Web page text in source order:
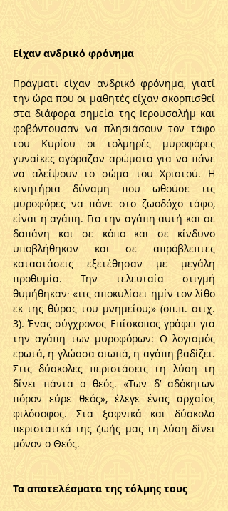
Είχαν ανδρικό φρόνημα
Πράγματι είχαν ανδρικό φρόνημα, γιατί
την ώρα που οι μαθητές είχαν σκορπισθεί
στα διάφορα σημεία της Ιερουσαλήμ και
φοβόντουσαν να πλησιάσουν τον τάφο
του Κυρίου οι τολμηρές μυροφόρες
γυναίκες αγόραζαν αρώματα για να πάνε
να αλείψουν το σώμα του Χριστού. Η
κινητήρια δύναμη που ωθούσε τις
μυροφόρες να πάνε στο ζωοδόχο τάφο,
είναι η αγάπη. Για την αγάπη αυτή και σε
δαπάνη και σε κόπο και σε κίνδυνο
υποβλήθηκαν και σε απρόβλεπτες
καταστάσεις εξετέθησαν με μεγάλη
προθυμία. Την τελευταία στιγμή
θυμήθηκαν· «τις αποκυλίσει ημίν τον λίθο
εκ της θύρας του μνημείου;» (οπ.π. στιχ.
3). Ένας σύγχρονος Επίσκοπος γράφει για
την αγάπη των μυροφόρων: Ο λογισμός
ερωτά, η γλώσσα σιωπά, η αγάπη βαδίζει.
Στις δύσκολες περιστάσεις τη λύση τη
δίνει πάντα ο θεός. «Των δ’ αδόκητων
πόρον εύρε θεός», έλεγε ένας αρχαίος
φιλόσοφος. Στα ξαφνικά και δύσκολα
περιστατικά της ζωής μας τη λύση δίνει
μόνον ο Θεός.
Τα αποτελέσματα της τόλμης τους